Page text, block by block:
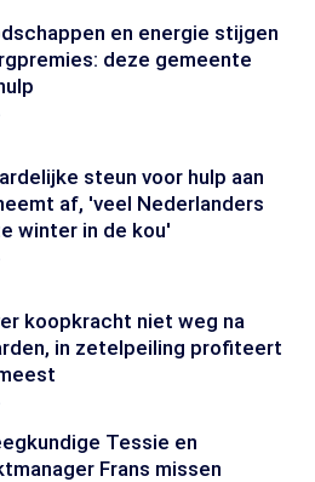
en energie stijgen
deze gemeente
steun voor hulp aan
af, 'veel Nederlanders
winter in de kou'
koopkracht niet weg na
in zetelpeiling profiteert
Tessie en
Frans missen